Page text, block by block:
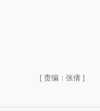
[ 责编：张倩 ]